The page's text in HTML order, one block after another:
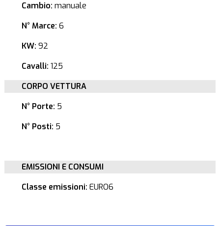
Cambio: manuale
N° Marce: 6
KW: 92
Cavalli: 125
CORPO VETTURA
N° Porte: 5
N° Posti: 5
EMISSIONI E CONSUMI
Classe emissioni: EURO6